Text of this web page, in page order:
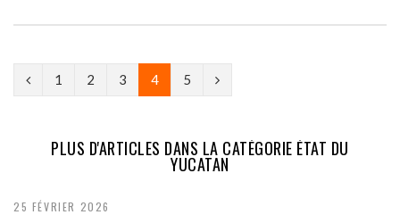
P
i
1 2 3 4 5
N
x
t
PLUS D'ARTICLES DANS LA CATÉGORIE ÉTAT DU
YUCATAN
25 FÉVRIER 2026